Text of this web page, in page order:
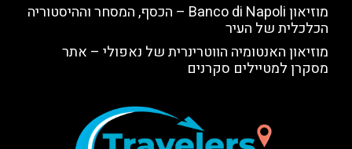
מוזיאון Banco di Napoli – הכסף, המסחר וההיסטוריה
הכלכלית של העיר
מוזיאון האנטומיה הווטרינרית של נאפולי – אתר
מסקרן למטיילים סקרנים